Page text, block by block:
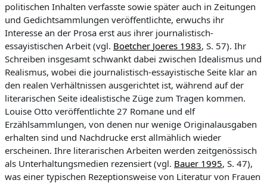
politischen Inhalten verfasste sowie später auch in Zeitungen
und Gedichtsammlungen veröffentlichte, erwuchs ihr
Interesse an der Prosa erst aus ihrer journalistisch-
essayistischen Arbeit (vgl. Boetcher Joeres 1983, S. 57). Ihr
Schreiben insgesamt schwankt dabei zwischen Idealismus und
Realismus, wobei die journalistisch-essayistische Seite klar an
den realen Verhältnissen ausgerichtet ist, während auf der
literarischen Seite idealistische Züge zum Tragen kommen.
Louise Otto veröffentlichte 27 Romane und elf
Erzählsammlungen, von denen nur wenige Originalausgaben
erhalten sind und Nachdrucke erst allmählich wieder
erscheinen. Ihre literarischen Arbeiten werden zeitgenössisch
als Unterhaltungsmedien rezensiert (vgl. Bauer 1995, S. 47),
was einer typischen Rezeptionsweise von Literatur von Frauen